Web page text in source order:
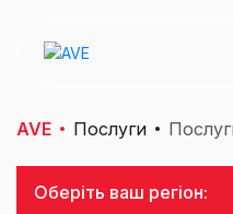
AVE Послуги
Оберіть ваш регіон: